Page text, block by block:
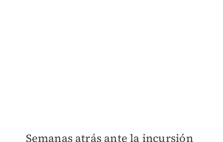
Semanas atrás ante la incursión